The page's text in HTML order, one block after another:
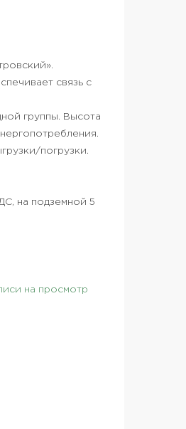
связь с
группы. Высота
погрузки.
на подземной 5
на просмотр